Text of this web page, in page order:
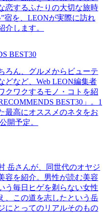
恋するふたりの大切な旅時
宿を、LEONが実際に訪れ
介します。
BEST30
ろん、グルメからビューテ
どなど、Web LEON編集者
クワクするモノ・コトを紹
BEST30」。1
最高にオススメのネタをお
開予定。
岳さんが、同世代のオヤジ
容を紹介。男性が読む美容
う毎日ヒゲを剃らない女性
、この道を志したという岳
にとってのリアルそのもの